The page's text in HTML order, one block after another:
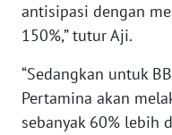
antisipasi dengan
150%,” tutur Aji.
“Sedangkan untuk
Pertamina akan
sebanyak 60% lebih
WN
BENGKULU
WN
LAMPUNG